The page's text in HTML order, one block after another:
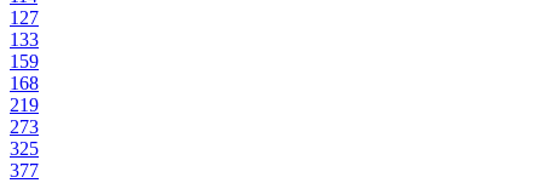
127
133
159
168
219
273
325
377